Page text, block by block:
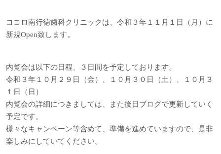
ココロ南行徳歯科クリニックは、令和３年１１月１日（月）に
新規Open致します。
内覧会は以下の日程、３日間を予定しております。
令和３年１０月２９日（金）、１０月３０日（土）、１０月３
１日（日）
内覧会の詳細につきましては、また後日ブログで更新していく
予定です。
様々なキャンペーン等含めて、準備を進めていますので、是非
楽しみにしていてください。